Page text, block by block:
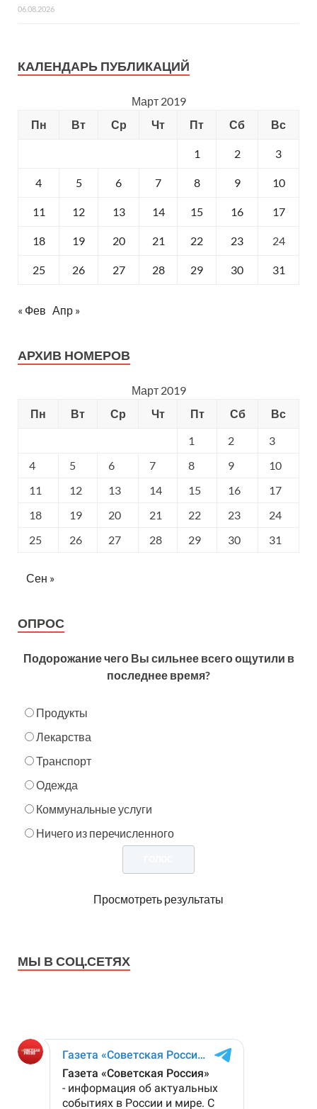
06.08.2026
КАЛЕНДАРЬ ПУБЛИКАЦИЙ
Март 2019
Пн
Вт Ср Чт Пт Сб Вс
1 2 3
4 5 6 7 8 9 10
11 12 13 14 15 16 17
18 19 20 21 22 23 24
25 26 27 28 29 30 31
« Фев Апр »
АРХИВ НОМЕРОВ
Март 2019
Пн
Вт Ср Чт Пт Сб
Вс
1
2
3
4
5 6 7 8 9
10
11
12 13 14 15 16
17
18
19 20 21 22 23
24
25
26 27 28 29 30 31
Сен »
ОПРОС
Подорожание чего Вы сильнее всего ощутили в
последнее время?
Продукты
Лекарства
Транспорт
Одежда
Коммунальные услуги
Ничего из перечисленного
Просмотреть результаты
МЫ В СОЦ.СЕТЯХ